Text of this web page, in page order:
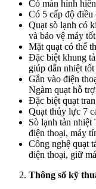
Có màn hình
Có 5 cấp độ điều
Quạt sò lạnh có
và bảo vệ máy
Mặt quạt có thể
Đặc biệt khung
giúp dẫn nhiệt tốt
Gắn vào điện
Ngàm quạt hỗ
Đặc biệt quạt
Quạt thủy lực 7
Sò lạnh tản
điện thoại, máy
Công nghệ quạt
điện thoại, giữ
Thông số kỹ